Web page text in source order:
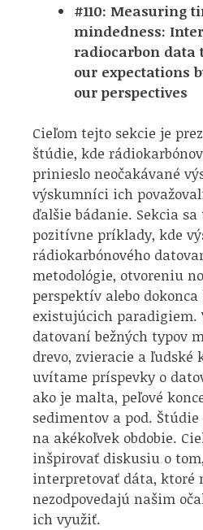
#110: Measuring
mindedness:
radiocarbon data
our expectations
our perspectives
Cieľom tejto sekcie je
štúdie, kde
prinieslo neočakávané
výskumníci ich
ďalšie bádanie. Sekcia
pozitívne príklady, kde
rádiokarbónového
metodológie, otvoreniu
perspektív alebo dokonca
existujúcich paradigiem.
datovaní bežných typov
drevo, zvieracie a ľudské
uvítame príspevky o
ako je malta, peľové
sedimentov a pod.
na akékoľvek obdobie.
inšpirovať diskusiu o
interpretovať dáta, ktoré
nezodpovedajú našim
ich využiť.